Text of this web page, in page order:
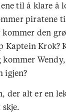
til å klare å
piratene
kommer den
Kaptein Krok?
kommer
igjen?
der alt er en